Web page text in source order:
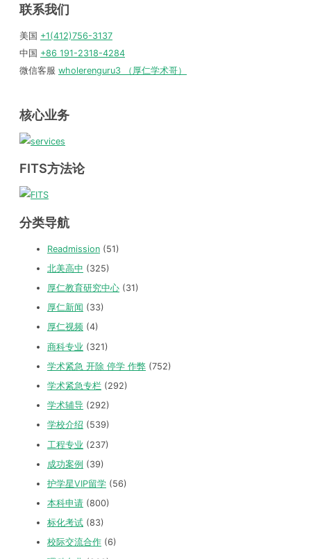
联系我们
美国 +1(412)756-3137
中国 +86 191-2318-4284
微信客服 wholerenguru3 （厚仁学术哥）
核心业务
FITS方法论
分类导航
Readmission (51)
北美高中 (325)
厚仁教育研究中心 (31)
厚仁新闻 (33)
厚仁视频 (4)
商科专业 (321)
学术紧急 开除 停学 作弊 (752)
学术紧急专栏 (292)
学术辅导 (292)
学校介绍 (539)
工程专业 (237)
成功案例 (39)
护学星VIP留学 (56)
本科申请 (800)
标化考试 (83)
校际交流合作 (6)